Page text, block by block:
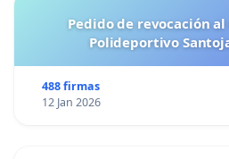
Pedido de revocación
Polideportivo
488 firmas
12 Jan 2026